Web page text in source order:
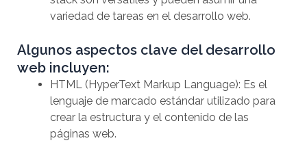
variedad de tareas en el desarrollo web.
Algunos aspectos clave del desarrollo
web incluyen:
HTML (HyperText Markup Language): Es el
lenguaje de marcado estándar utilizado para
crear la estructura y el contenido de las
páginas web.